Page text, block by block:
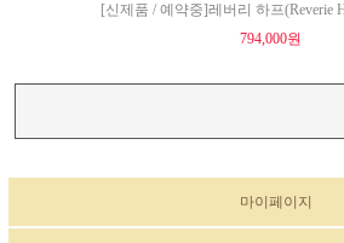
[신제품 / 예약중]레버리 하프(Reverie
794,000원
마이페이지